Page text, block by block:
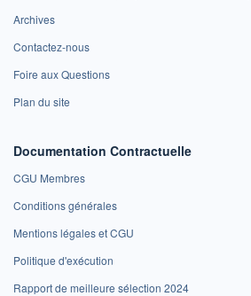
Archives
Contactez-nous
Foire aux Questions
Plan du site
Documentation Contractuelle
CGU Membres
Conditions générales
Mentions légales et CGU
Politique d'exécution
Rapport de meilleure sélection 2024